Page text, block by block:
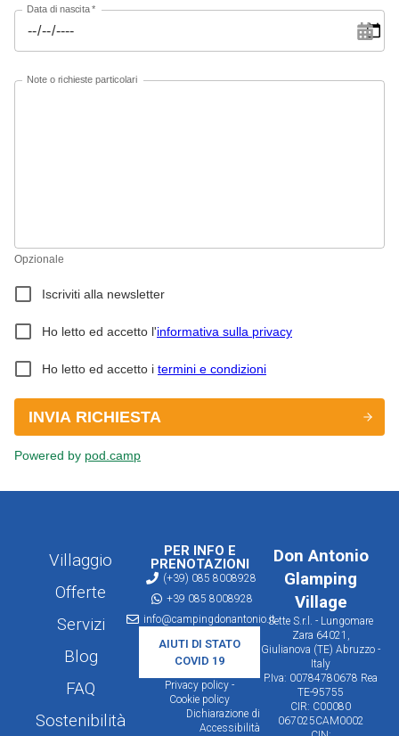
Don Antonio
Glamping
Village
Sette S.r.l. - Lungomare
Zara 64021,
Giulianova (TE) Abruzzo -
Italy
P.Iva: 00784780678 Rea
TE-95755
CIR: C00080
067025CAM0002
Villaggio
Offerte
Servizi
Blog
FAQ
Sostenibilità
PER INFO E
PRENOTAZIONI
(+39) 085 8008928
+39 085 8008928
info@campingdonantonio.it
AIUTI DI STATO
COVID 19
Privacy policy -
Cookie policy
Dichiarazione di
Accessibilità